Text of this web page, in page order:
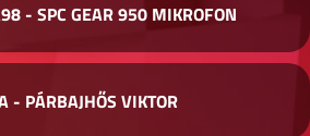
- SPC GEAR 950 MIKROFON
- PÁRBAJHŐS VIKTOR